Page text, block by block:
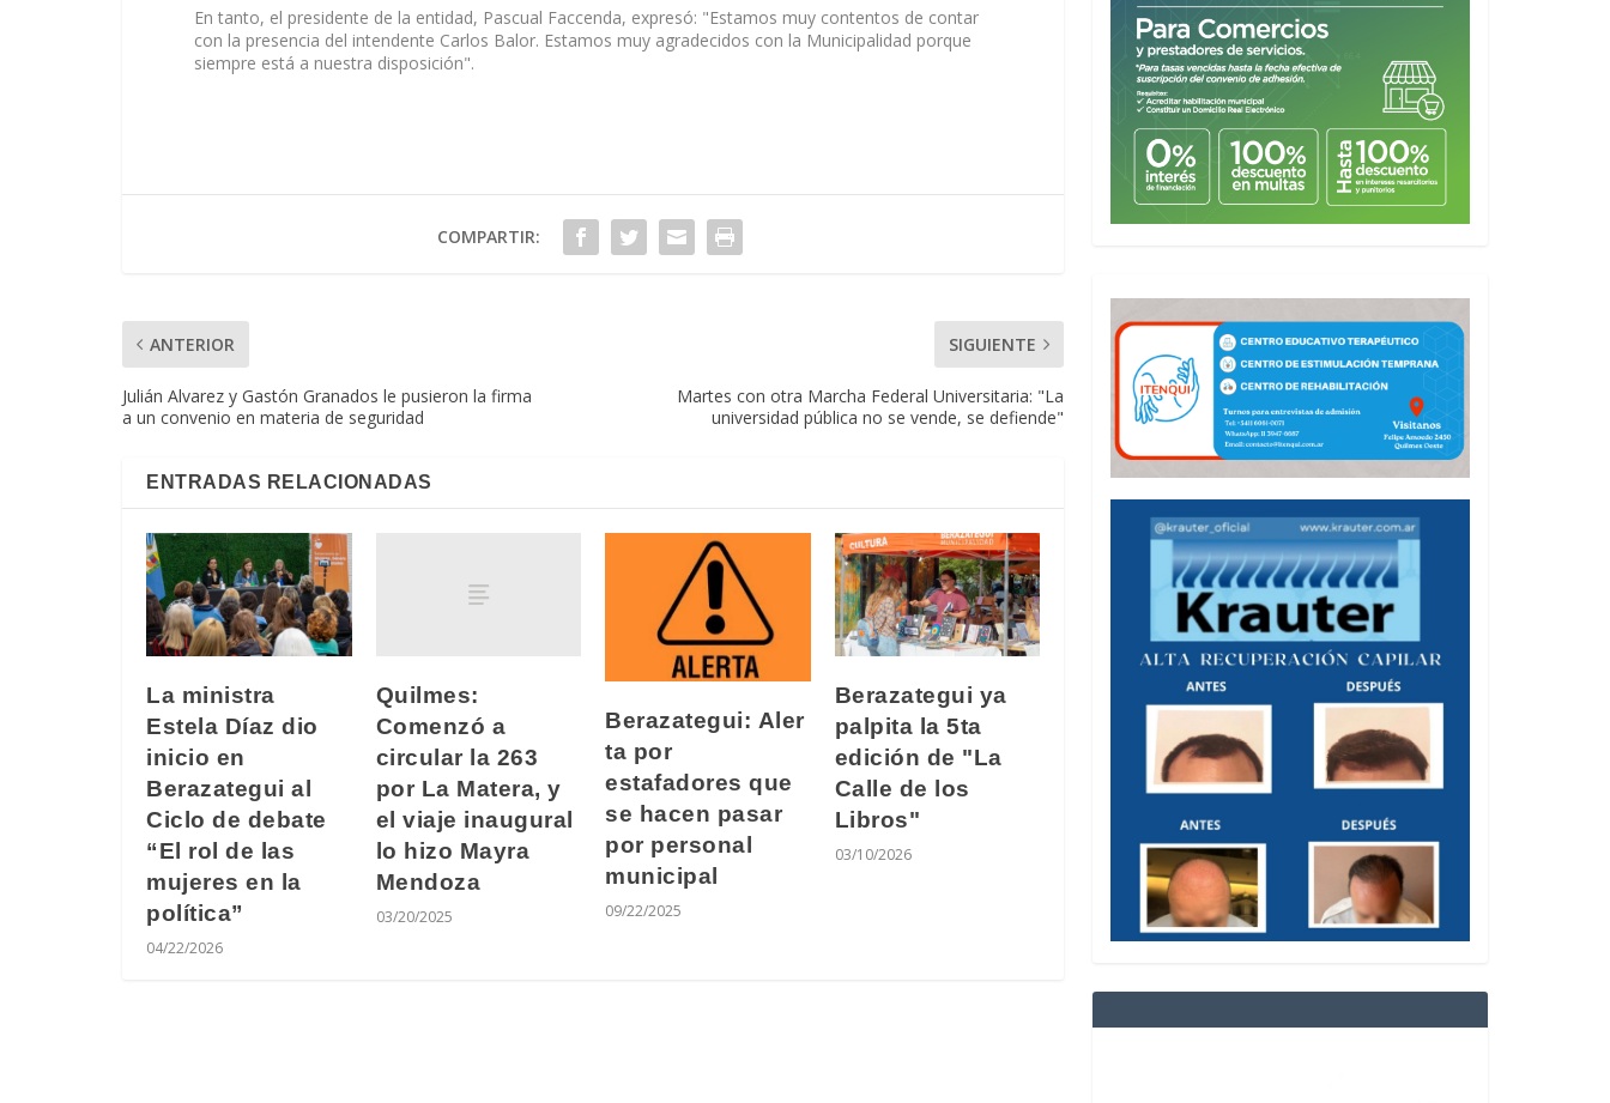
En tanto, el presidente de la entidad, Pascual Faccenda, expresó: "Estamos muy contentos de contar
con la presencia del intendente Carlos Balor. Estamos muy agradecidos con la Municipalidad porque
siempre está a nuestra disposición".
COMPARTIR:
ANTERIOR
Julián Alvarez y Gastón Granados le pusieron la firma
a un convenio en materia de seguridad
SIGUIENTE
Martes con otra Marcha Federal Universitaria: "La
universidad pública no se vende, se defiende"
ENTRADAS RELACIONADAS
La ministra
Estela Díaz dio
inicio en
Berazategui al
Ciclo de debate
“El rol de las
mujeres en la
política”
04/22/2026
Quilmes:
Comenzó a
circular la 263
por La Matera, y
el viaje inaugural
lo hizo Mayra
Mendoza
03/20/2025
Berazategui: Aler
ta por
estafadores que
se hacen pasar
por personal
municipal
09/22/2025
Berazategui ya
palpita la 5ta
edición de "La
Calle de los
Libros"
03/10/2026